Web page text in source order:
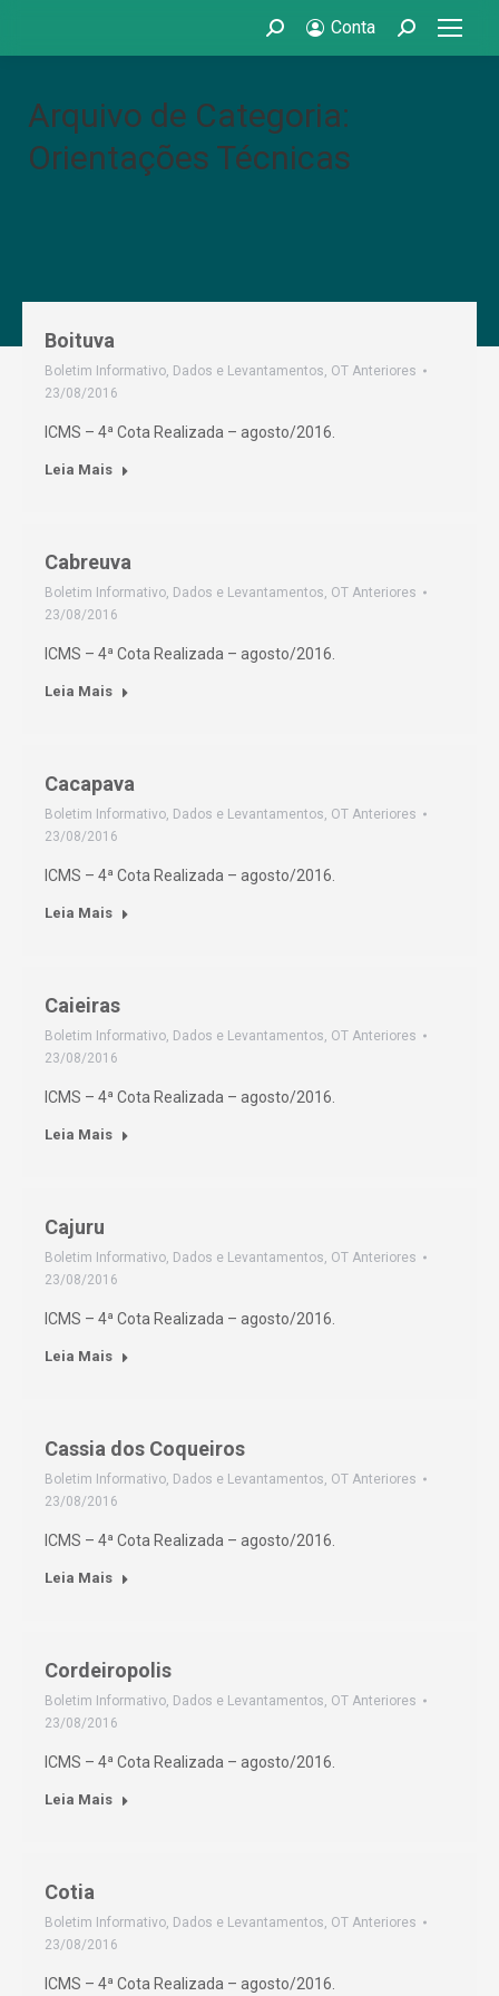
Search: Conta Search:
Arquivo de Categoria:
Orientações Técnicas
Boituva
Boletim Informativo, Dados e Levantamentos, OT Anteriores
23/08/2016
ICMS – 4ª Cota Realizada – agosto/2016.
Leia Mais
Cabreuva
Boletim Informativo, Dados e Levantamentos, OT Anteriores
23/08/2016
ICMS – 4ª Cota Realizada – agosto/2016.
Leia Mais
Cacapava
Boletim Informativo, Dados e Levantamentos, OT Anteriores
23/08/2016
ICMS – 4ª Cota Realizada – agosto/2016.
Leia Mais
Caieiras
Boletim Informativo, Dados e Levantamentos, OT Anteriores
23/08/2016
ICMS – 4ª Cota Realizada – agosto/2016.
Leia Mais
Cajuru
Boletim Informativo, Dados e Levantamentos, OT Anteriores
23/08/2016
ICMS – 4ª Cota Realizada – agosto/2016.
Leia Mais
Cassia dos Coqueiros
Boletim Informativo, Dados e Levantamentos, OT Anteriores
23/08/2016
ICMS – 4ª Cota Realizada – agosto/2016.
Leia Mais
Cordeiropolis
Boletim Informativo, Dados e Levantamentos, OT Anteriores
23/08/2016
ICMS – 4ª Cota Realizada – agosto/2016.
Leia Mais
Cotia
Boletim Informativo, Dados e Levantamentos, OT Anteriores
23/08/2016
ICMS – 4ª Cota Realizada – agosto/2016.